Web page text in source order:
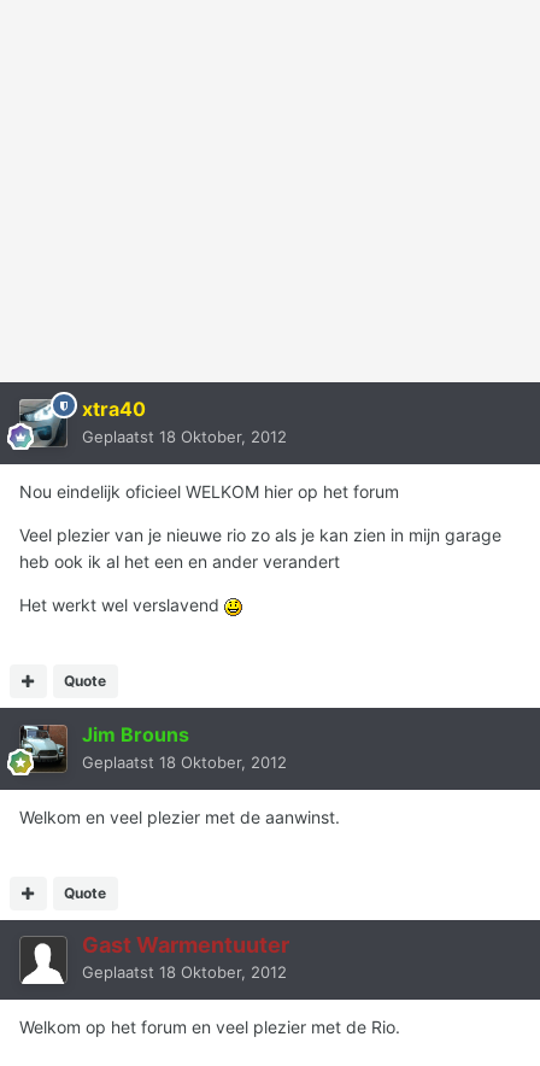
xtra40
Geplaatst 18 Oktober, 2012
Nou eindelijk oficieel WELKOM hier op het forum
Veel plezier van je nieuwe rio zo als je kan zien in mijn garage
heb ook ik al het een en ander verandert
Het werkt wel verslavend
Quote
Jim Brouns
Geplaatst 18 Oktober, 2012
Welkom en veel plezier met de aanwinst.
Quote
Gast Warmentuuter
Geplaatst 18 Oktober, 2012
Welkom op het forum en veel plezier met de Rio.